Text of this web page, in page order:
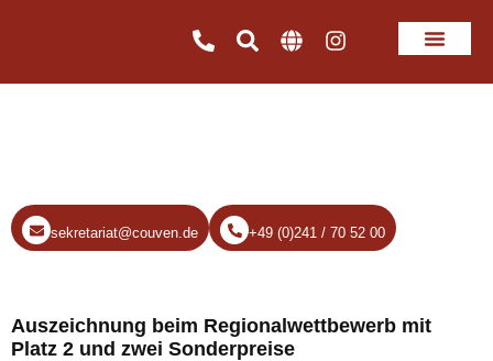
sekretariat@couven.de +49 (0)241 / 70 52 00
Auszeichnung beim Regionalwettbewerb mit
Platz 2 und zwei Sonderpreise